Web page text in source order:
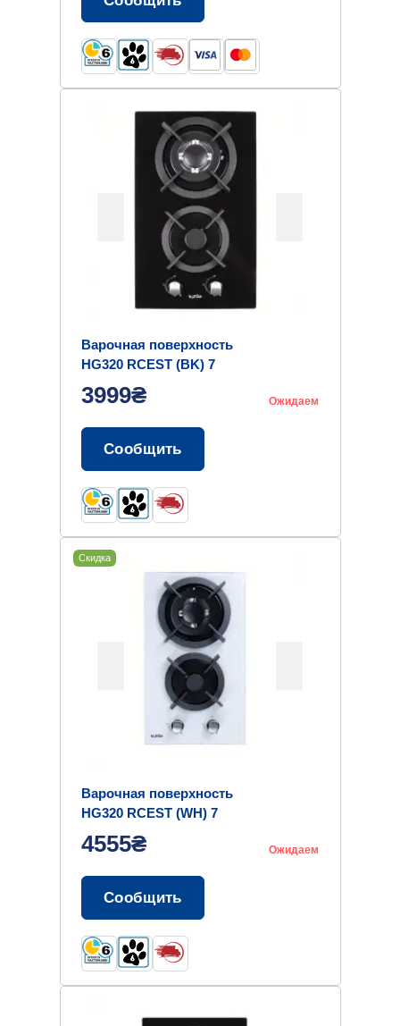
Варочная поверхность
HG320 RCEST (BK) 7
3999₴ Ожидаем
Сообщить
Скидка
Варочная поверхность
HG320 RCEST (WH) 7
4555₴ Ожидаем
Сообщить